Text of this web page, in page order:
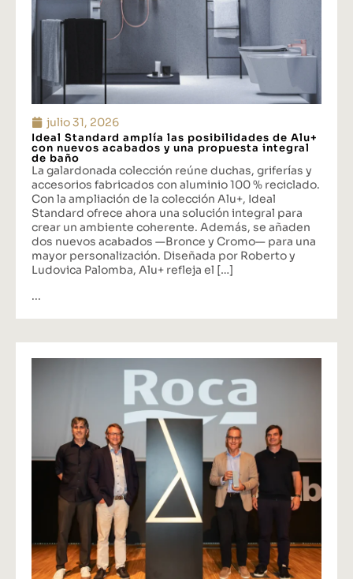
julio 31, 2026
Ideal Standard amplía las posibilidades de Alu+
con nuevos acabados y una propuesta integral
de baño
La galardonada colección reúne duchas, griferías y
accesorios fabricados con aluminio 100 % reciclado.
Con la ampliación de la colección Alu+, Ideal
Standard ofrece ahora una solución integral para
crear un ambiente coherente. Además, se añaden
dos nuevos acabados —Bronce y Cromo— para una
mayor personalización. Diseñada por Roberto y
Ludovica Palomba, Alu+ refleja el […]
...